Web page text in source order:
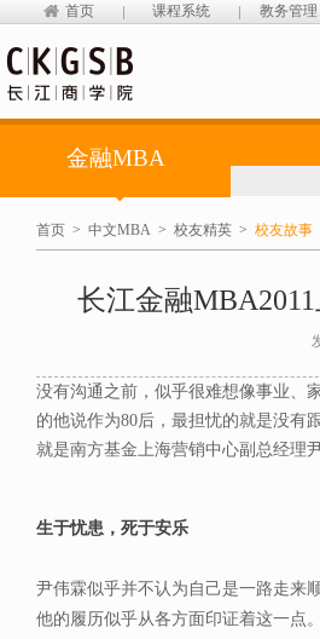
首页 课程系统 教务管理
金融MBA
首页 > 中文MBA > 校友精英 > 校友故事
长江金融
没有沟通之前，似乎很难想像事业、
的他说作为80后，最担忧的就是没有
就是南方基金上海营销中心副总经理尹
生于忧患，死于安乐
尹伟霖似乎并不认为自己是一路走来
他的履历似乎从各方面印证着这一点